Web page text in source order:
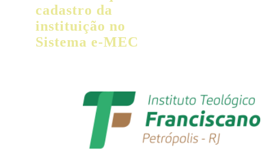
cadastro da
instituição no
Sistema e-MEC